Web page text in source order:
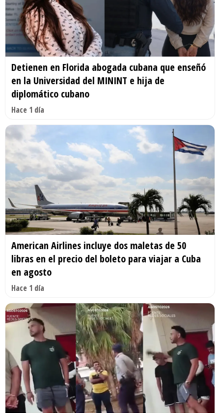
Detienen en Florida abogada cubana que enseñó
en la Universidad del MININT e hija de
diplomático cubano
Hace 1 día
American Airlines incluye dos maletas de 50
libras en el precio del boleto para viajar a Cuba
en agosto
Hace 1 día